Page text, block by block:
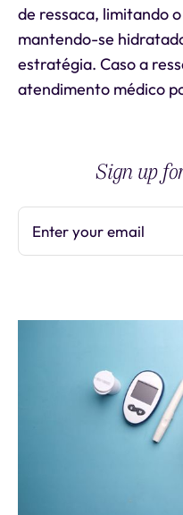
de ressaca, limitando
mantendo-se
estratégia. Caso a
atendimento médico
Sign up
Enter your email